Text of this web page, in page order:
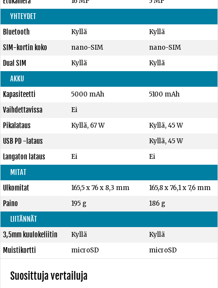
YHTEYDET
Bluetooth
Kyllä
Kyllä
SIM-kortin koko
nano-SIM
nano-SIM
Dual SIM
Kyllä
Kyllä
AKKU
Kapasiteetti
5000 mAh
5100 mAh
Vaihdettavissa
Ei
Pikalataus
Kyllä, 67 W
Kyllä, 45 W
USB PD -lataus
Kyllä, 45 W
Langaton lataus
Ei
Ei
MITAT
Ulkomitat
165,5 x 76 x 8,3 mm
165,8 x 76,1 x 7,6 mm
Paino
195 g
186 g
LIITÄNNÄT
3,5mm kuulokeliitin
Kyllä
Kyllä
Muistikortti
microSD microSD
Suosittuja vertailuja